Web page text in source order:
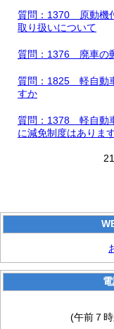
質問：1370 原動機
取り扱いについて
質問：1376 廃車の
質問：1825 軽自動
すか
質問：1378 軽自動
に減免制度はありま
(午前７